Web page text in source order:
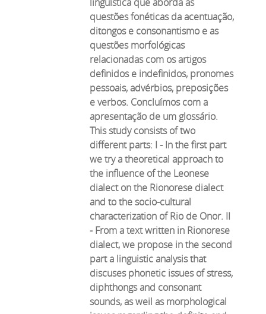
questões fonéticas da acentuação,
ditongos e consonantismo e as
questões morfológicas
relacionadas com os artigos
definidos e indefinidos, pronomes
pessoais, advérbios, preposições
e verbos. Concluímos com a
apresentação de um glossário.
This study consists of two
different parts: I - In the first part
we try a theoretical approach to
the influence of the Leonese
dialect on the Rionorese dialect
and to the socio-cultural
characterization of Rio de Onor. II
- From a text written in Rionorese
dialect, we propose in the second
part a linguistic analysis that
discuses phonetic issues of stress,
diphthongs and consonant
sounds, as weil as morphological